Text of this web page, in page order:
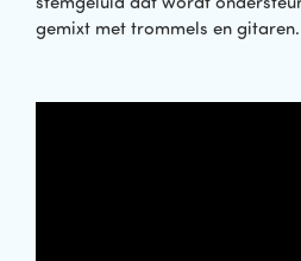
gemixt met trommels en gitaren.